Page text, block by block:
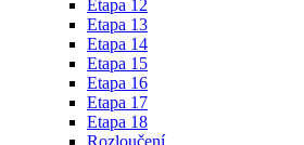
Etapa 12
Etapa 13
Etapa 14
Etapa 15
Etapa 16
Etapa 17
Etapa 18
Rozloučení